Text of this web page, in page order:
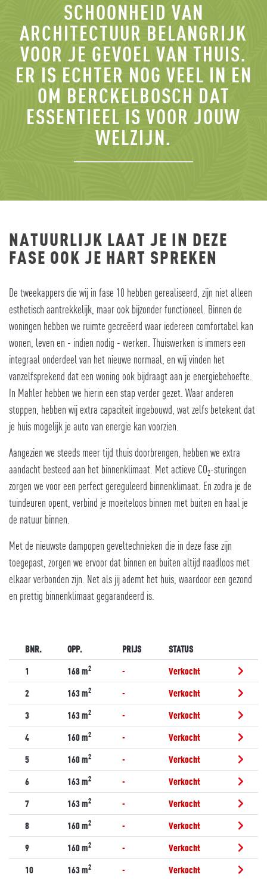
SCHOONHEID VAN
ARCHITECTUUR BELANGRIJK
VOOR JE GEVOEL VAN THUIS.
ER IS ECHTER NOG VEEL IN EN
OM BERCKELBOSCH DAT
ESSENTIEEL IS VOOR JOUW
WELZIJN.
NATUURLIJK LAAT JE IN DEZE
FASE OOK JE HART SPREKEN
De tweekappers die wij in fase 10 hebben gerealiseerd, zijn niet alleen
esthetisch aantrekkelijk, maar ook bijzonder functioneel. Binnen de
woningen hebben we ruimte gecreëerd waar iedereen comfortabel kan
wonen, leven en - indien nodig - werken. Thuiswerken is immers een
integraal onderdeel van het nieuwe normaal, en wij vinden het
vanzelfsprekend dat een woning ook bijdraagt aan je energiebehoefte.
In Mahler hebben we hierin een stap verder gezet. Waar anderen
stoppen, hebben wij extra capaciteit ingebouwd, wat zelfs betekent dat
je huis mogelijk je auto van energie kan voorzien.
Aangezien we steeds meer tijd thuis doorbrengen, hebben we extra
aandacht besteed aan het binnenklimaat. Met actieve CO2-sturingen
zorgen we voor een perfect gereguleerd binnenklimaat. En zodra je de
tuindeuren opent, verbind je moeiteloos binnen met buiten en haal je
de natuur binnen.
Met de nieuwste dampopen geveltechnieken die in deze fase zijn
toegepast, zorgen we ervoor dat binnen en buiten altijd naadloos met
elkaar verbonden zijn. Net als jij ademt het huis, waardoor een gezond
en prettig binnenklimaat gegarandeerd is.
BNR. OPP. PRIJS STATUS
1 168 m2 -
Verkocht
2
163 m2 -
Verkocht
3
163 m2 -
Verkocht
4
160 m2 -
Verkocht
5
160 m2 -
Verkocht
6
163 m2 -
Verkocht
7
163 m2 -
Verkocht
8
160 m2 -
Verkocht
9
160 m2 -
Verkocht
10
163 m2 - Verkocht